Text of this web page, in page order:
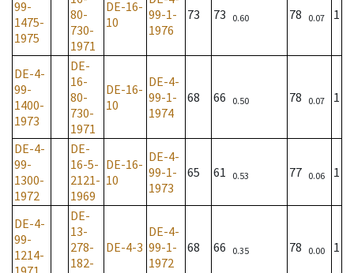
99-
1475-
1975
80-
730-
1971
DE-16-
10
99-1-
1976
73 73 0.60 78 0.07 1
DE-4-
99-
1400-
1973
DE-
16-
80-
730-
1971
DE-16-
10
DE-4-
99-1-
1974
68 66 0.50 78 0.07 1
DE-4-
99-
1300-
1972
DE-
16-5-
2121-
1969
DE-16-
10
DE-4-
99-1-
1973
65 61 0.53 77 0.06 1
DE-4-
99-
1214-
DE-
13-
278-
182-
DE-4-3
DE-4-
99-1-
1972
68 66 0.35 78 0.00 1